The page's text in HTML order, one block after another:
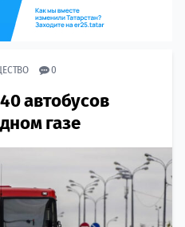
0
автобусов
газе